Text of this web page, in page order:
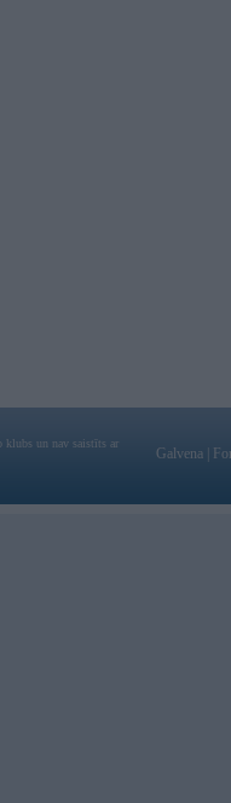
klubs un nav saistīts ar
Galvena